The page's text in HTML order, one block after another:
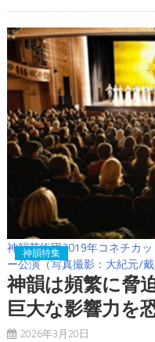
神韻芸術団2019年コネチカ
ー公演（写真撮影：大紀元/戴
神韻特集
神韻は頻繁に
巨大な影響力を
2026年3月20日